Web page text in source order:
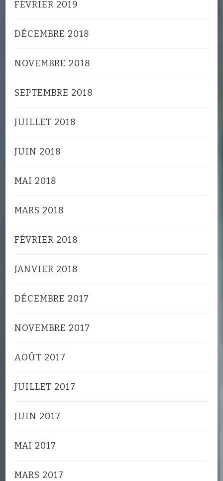
FÉVRIER 2019
DÉCEMBRE 2018
NOVEMBRE 2018
SEPTEMBRE 2018
JUILLET 2018
JUIN 2018
MAI 2018
MARS 2018
FÉVRIER 2018
JANVIER 2018
DÉCEMBRE 2017
NOVEMBRE 2017
AOÛT 2017
JUILLET 2017
JUIN 2017
MAI 2017
MARS 2017